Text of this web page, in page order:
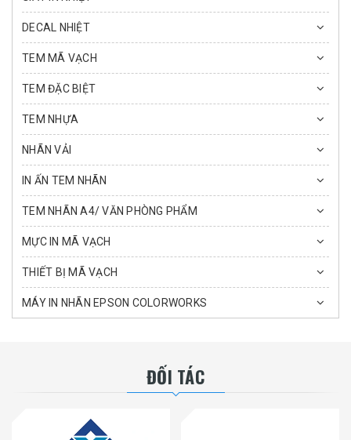
DECAL NHIỆT
TEM MÃ VẠCH
TEM ĐẶC BIỆT
TEM NHỰA
NHÃN VẢI
IN ẤN TEM NHÃN
TEM NHÃN A4/ VĂN PHÒNG PHẨM
MỰC IN MÃ VẠCH
THIẾT BỊ MÃ VẠCH
MÁY IN NHÃN EPSON COLORWORKS
ĐỐI TÁC